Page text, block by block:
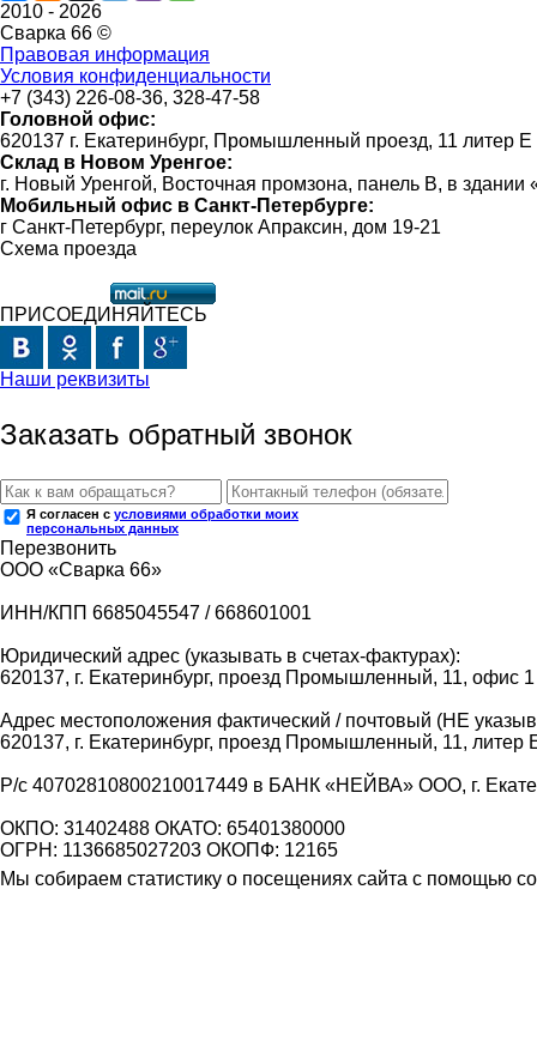
2010 - 2026
Сварка 66 ©
Правовая информация
Условия конфиденциальности
+7 (343) 226-08-36, 328-47-58
Головной офис:
620137 г. Екатеринбург, Промышленный проезд, 11 литер Е
Склад в Новом Уренгое:
г. Новый Уренгой, Восточная промзона, панель В, в
Мобильный офис в Санкт-Петербурге:
г Санкт-Петербург, переулок Апраксин, дом 19-21
Схема проезда
ПРИСОЕДИНЯЙТЕСЬ
Наши реквизиты
Заказать обратный звонок
Я согласен с условиями обработки моих
персональных данных
Перезвонить
ООО «Сварка 66»
ИНН/КПП 6685045547 / 668601001
Юридический адрес (указывать в счетах-фактурах):
620137, г. Екатеринбург, проезд Промышленный, 11, офис 1
Адрес местоположения фактический / почтовый (НЕ
620137, г. Екатеринбург, проезд Промышленный, 11, литер
Р/с 40702810800210017449 в БАНК «НЕЙВА» ООО, г.
ОКПО: 31402488 ОКАТО: 65401380000
ОГРН: 1136685027203 ОКОПФ: 12165
Мы собираем статистику о посещениях сайта с помощью